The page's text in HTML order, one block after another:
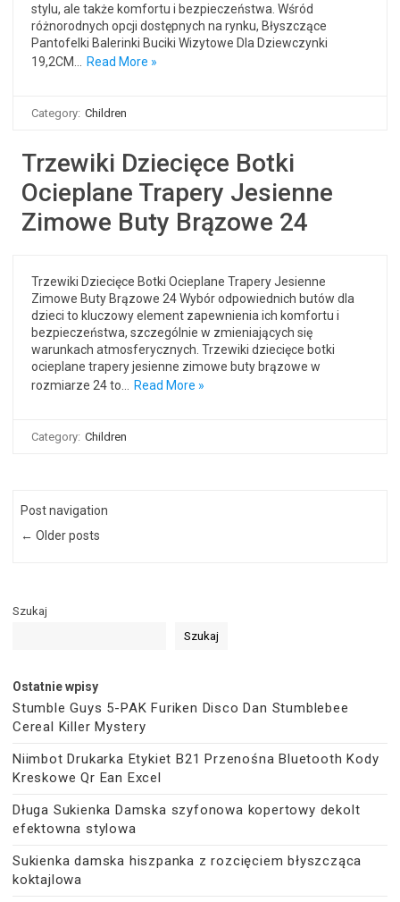
stylu, ale także komfortu i bezpieczeństwa. Wśród
różnorodnych opcji dostępnych na rynku, Błyszczące
Pantofelki Balerinki Buciki Wizytowe Dla Dziewczynki
19,2CM…
Read More »
Category: Children
Trzewiki Dziecięce Botki
Ocieplane Trapery Jesienne
Zimowe Buty Brązowe 24
Trzewiki Dziecięce Botki Ocieplane Trapery Jesienne
Zimowe Buty Brązowe 24 Wybór odpowiednich butów dla
dzieci to kluczowy element zapewnienia ich komfortu i
bezpieczeństwa, szczególnie w zmieniających się
warunkach atmosferycznych. Trzewiki dziecięce botki
ocieplane trapery jesienne zimowe buty brązowe w
rozmiarze 24 to…
Read More »
Category: Children
Post navigation
← Older posts
Szukaj
Szukaj
Ostatnie wpisy
Stumble Guys 5-PAK Furiken Disco Dan Stumblebee
Cereal Killer Mystery
Niimbot Drukarka Etykiet B21 Przenośna Bluetooth Kody
Kreskowe Qr Ean Excel
Długa Sukienka Damska szyfonowa kopertowy dekolt
efektowna stylowa
Sukienka damska hiszpanka z rozcięciem błyszcząca
koktajlowa